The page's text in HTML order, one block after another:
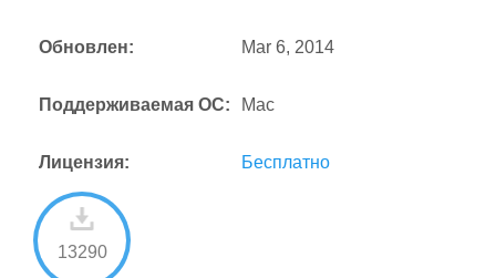
Обновлен: Mar 6, 2014
Поддерживаемая ОС: Mac
Лицензия: Бесплатно
13290